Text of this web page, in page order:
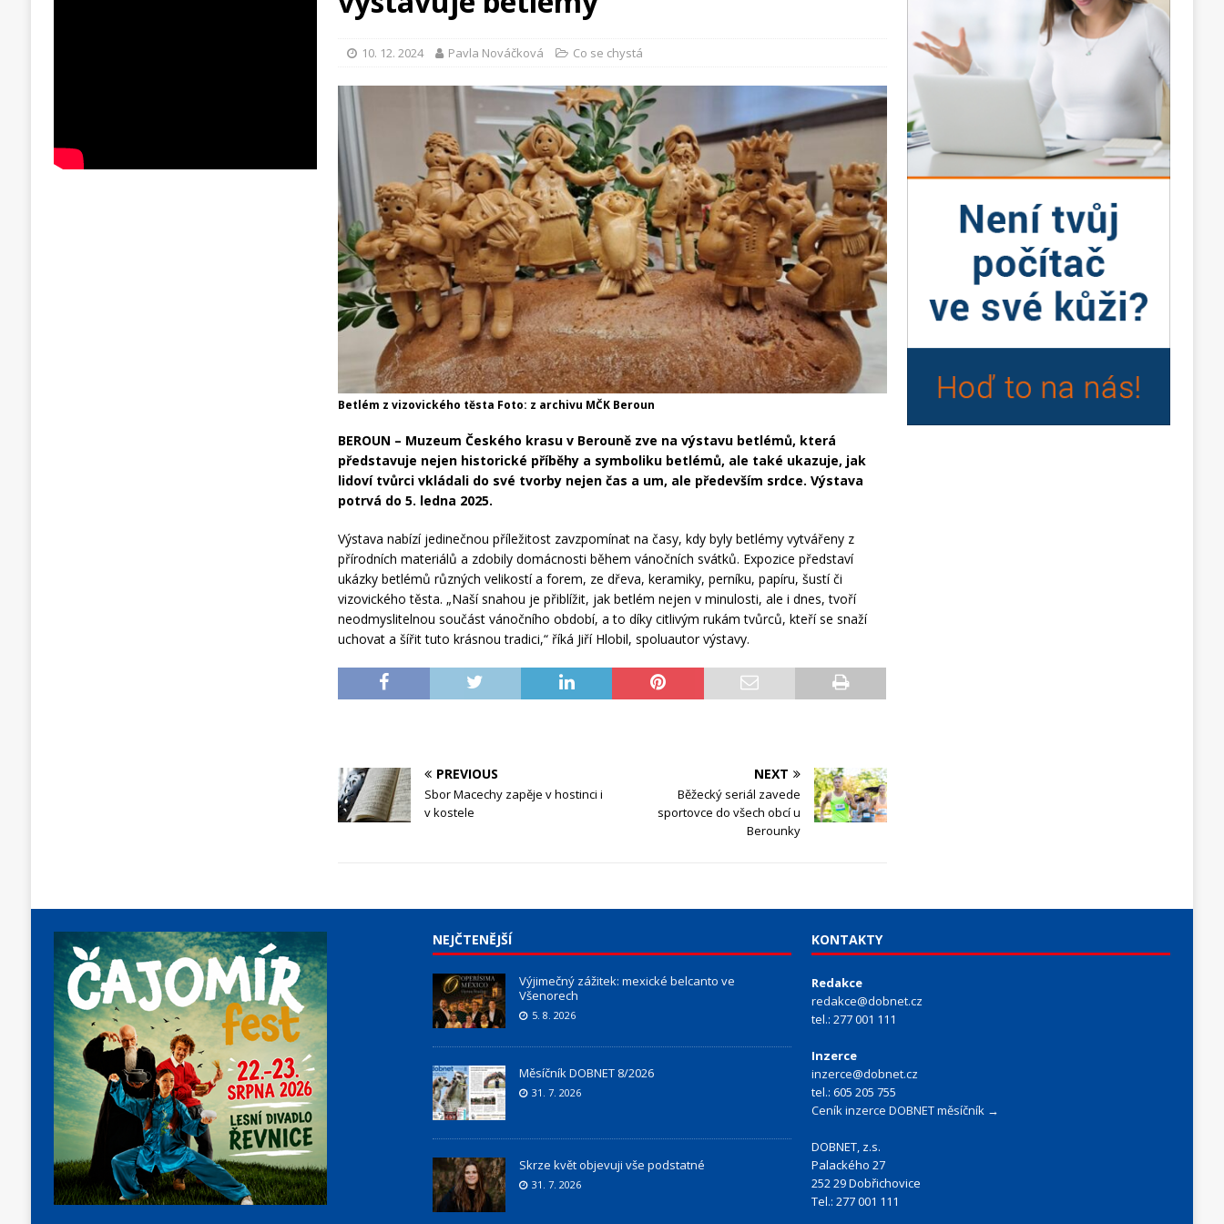
10. 12. 2024 Pavla Nováčková Co se chystá
Betlém z vizovického těsta Foto: z archivu MČK Beroun
BEROUN – Muzeum Českého krasu v Berouně zve na výstavu betlémů, která
představuje nejen historické příběhy a symboliku betlémů, ale také ukazuje, jak
lidoví tvůrci vkládali do své tvorby nejen čas a um, ale především srdce. Výstava
potrvá do 5. ledna 2025.
Výstava nabízí jedinečnou příležitost zavzpomínat na časy, kdy byly betlémy vytvářeny z
přírodních materiálů a zdobily domácnosti během vánočních svátků. Expozice představí
ukázky betlémů různých velikostí a forem, ze dřeva, keramiky, perníku, papíru, šustí či
vizovického těsta. „Naší snahou je přiblížit, jak betlém nejen v minulosti, ale i dnes, tvoří
neodmyslitelnou součást vánočního období, a to díky citlivým rukám tvůrců, kteří se snaží
uchovat a šířit tuto krásnou tradici,“ říká Jiří Hlobil, spoluautor výstavy.
PREVIOUS
Sbor Macechy zapěje v hostinci i
v kostele
NEXT
Běžecký seriál zavede
sportovce do všech obcí u
Berounky
NEJČTENĚJŠÍ
Výjimečný zážitek: mexické belcanto ve
Všenorech
5. 8. 2026
Měsíčník DOBNET 8/2026
31. 7. 2026
Skrze květ objevuji vše podstatné
31. 7. 2026
KONTAKTY
Redakce
redakce@dobnet.cz
tel.: 277 001 111
Inzerce
inzerce@dobnet.cz
tel.: 605 205 755
Ceník inzerce DOBNET měsíčník →
DOBNET, z.s.
Palackého 27
252 29 Dobřichovice
Tel.: 277 001 111